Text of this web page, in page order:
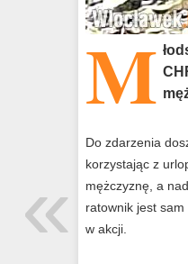
M
Do zdarzenia
korzystając z
mężczyznę, a
ratownik jest
w akcji.
«